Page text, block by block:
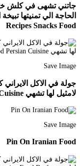
جاتني تشهى في كلش
Recipes Snacks Food
Save Image
جولة في الاكل
لامثيل لها تشهي Iranian Cuisine Persian Food Persian Cuisine
Save Image
Pin On Iranian Food